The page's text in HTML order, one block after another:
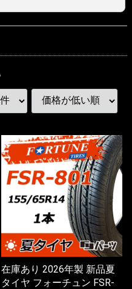
在庫あり 2026年製 新品夏
タイヤ フォーチュン FSR-